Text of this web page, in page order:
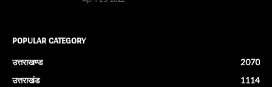
POPULAR CATEGORY
उत्तराखण्ड
2070
उत्तराखंड
1114